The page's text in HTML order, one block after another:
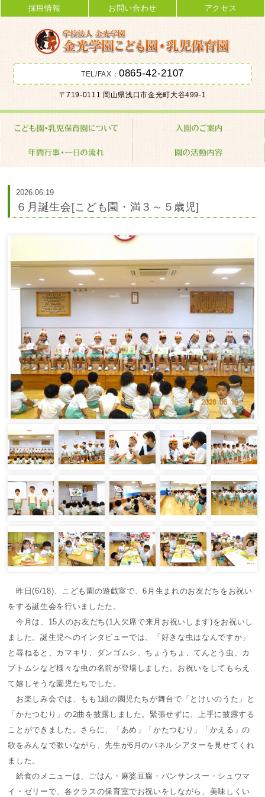
金光学園こども園･乳児保育園 学校
法人 金光学園
採用情報 お問い合わせ アクセス
TEL/FAX：0865-42-2107
〒719-0111 岡山県浅口市金光町大谷499-1
2026.06.19
６月誕生会[こども園・満３～５歳児]
昨日(6/18)、こども園の遊戯室で、6月生まれのお友だちをお祝い
をする誕生会を行いましたた。
今月は、15人のお友だち(1人欠席で来月お祝いします)をお祝いし
ました。誕生児へのインタビューでは、「好きな虫はなんですか」
と尋ねると、カマキリ、ダンゴムシ、ちょうちょ、てんとう虫、カ
ブトムシなど様々な虫の名前が登場しました。お祝いをしてもらえ
て嬉しそうな園児たちでした。
お楽しみ会では、もも1組の園児たちが舞台で「とけいのうた」と
「かたつむり」の2曲を披露しました。緊張せずに、上手に披露する
ことができました。さらに、「あめ」「かたつむり」「かえる」の
歌をみんなで歌いながら、先生が6月のパネルシアターを見せてくれ
ました。
給食のメニューは、ごはん・麻婆豆腐・バンサンスー・シュウマ
イ・ゼリーで、各クラスの保育室でお祝いをしながら、美味しくい